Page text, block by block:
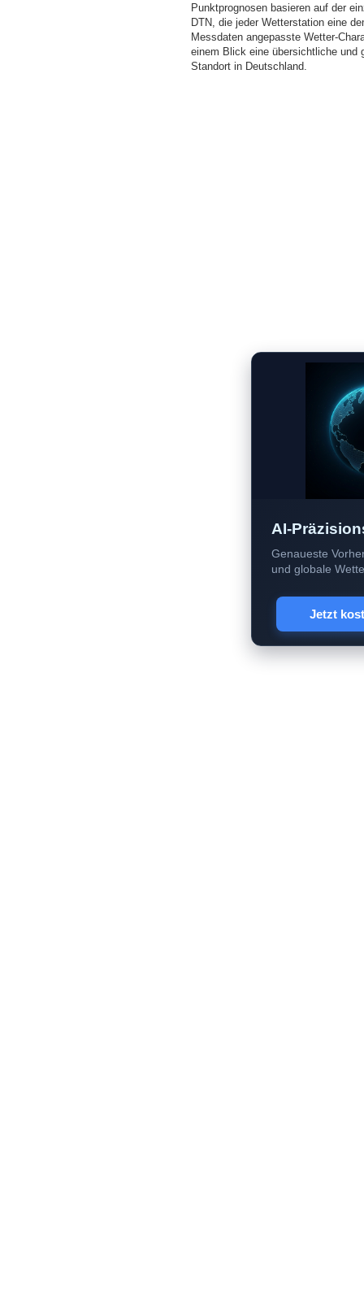
Punktprognosen basieren auf der
DTN, die jeder Wetterstation eine
Messdaten angepasste Wetter-
einem Blick eine übersichtliche und
Standort in Deutschland.
AI-
Genaueste
und globale
Jetzt